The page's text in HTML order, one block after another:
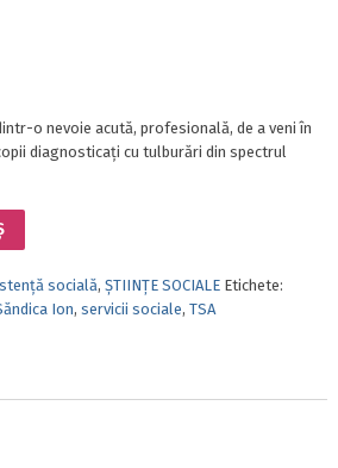
o nevoie acută, profesională, de a veni în
diagnosticaţi cu tulburări din spectrul
socială, ȘTIINȚE SOCIALE Etichete:
Ion, servicii sociale, TSA